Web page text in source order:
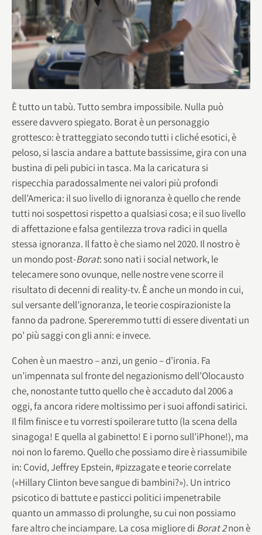
È tutto un tabù. Tutto sembra impossibile. Nulla può
essere davvero spiegato. Borat è un personaggio
grottesco: è tratteggiato secondo tutti i cliché esotici, è
peloso, si lascia andare a battute bassissime, gira con una
bustina di peli pubici in tasca. Ma la caricatura si
rispecchia paradossalmente nei valori più profondi
dell’America: il suo livello di ignoranza è quello che rende
tutti noi sospettosi rispetto a qualsiasi cosa; e il suo livello
di affettazione e falsa gentilezza trova radici in quella
stessa ignoranza. Il fatto è che siamo nel 2020. Il nostro è
un mondo post-Borat: sono nati i social network, le
telecamere sono ovunque, nelle nostre vene scorre il
risultato di decenni di reality-tv. È anche un mondo in cui,
sul versante dell’ignoranza, le teorie cospirazioniste la
fanno da padrone. Spereremmo tutti di essere diventati un
po’ più saggi con gli anni: e invece.
Cohen è un maestro – anzi, un genio – d’ironia. Fa
un’impennata sul fronte del negazionismo dell’Olocausto
che, nonostante tutto quello che è accaduto dal 2006 a
oggi, fa ancora ridere moltissimo per i suoi affondi satirici.
Il film finisce e tu vorresti spoilerare tutto (la scena della
sinagoga! E quella al gabinetto! E i porno sull’iPhone!), ma
noi non lo faremo. Quello che possiamo dire è riassumibile
in: Covid, Jeffrey Epstein, #pizzagate e teorie correlate
(«Hillary Clinton beve sangue di bambini?»). Un intrico
psicotico di battute e pasticci politici impenetrabile
quanto un ammasso di prolunghe, su cui non possiamo
fare altro che inciampare. La cosa migliore di Borat 2non è